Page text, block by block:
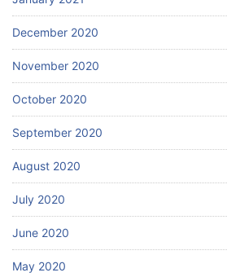
December 2020
November 2020
October 2020
September 2020
August 2020
July 2020
June 2020
May 2020